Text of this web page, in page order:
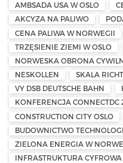
AMBSADA USA W OSLO
AKCYZA NA PALIWO
CENA PALIWA W NORWEGII
TRZĘSIENIE ZIEMI W OSLO
NORWESKA OBRONA
NESKOLLEN
SKALA
VY DSB DEUTSCHE BAHN
KONFERENCJA CONNECTDC
CONSTRUCTION CITY OSLO
BUDOWNICTWO
ZIELONA ENERGIA W
INFRASTRUKTURA CYFROWA